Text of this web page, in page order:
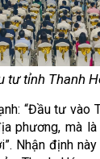
tư tỉnh Thanh
“Đầu tư vào
phương, mà
Nhận định